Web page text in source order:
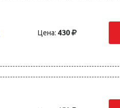
Цена: 430